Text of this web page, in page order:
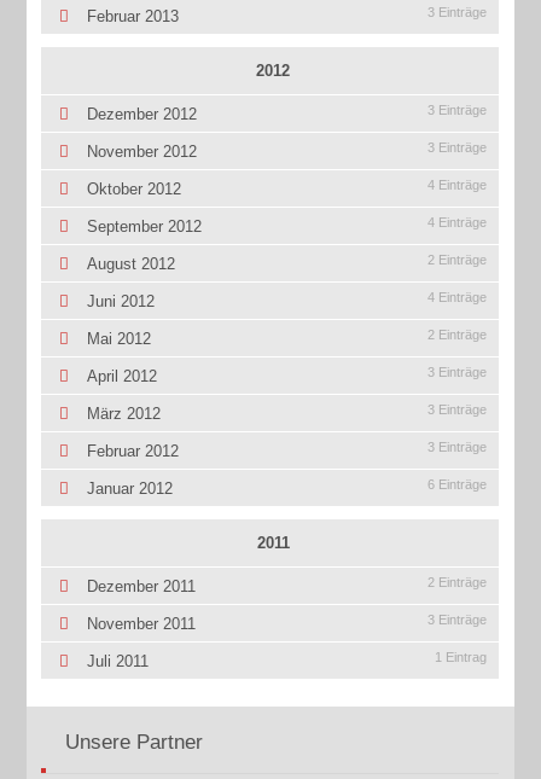
Februar 2013 3 Einträge
2012
Dezember 2012 3 Einträge
November 2012 3 Einträge
Oktober 2012 4 Einträge
September 2012 4 Einträge
August 2012 2 Einträge
Juni 2012 4 Einträge
Mai 2012 2 Einträge
April 2012 3 Einträge
März 2012 3 Einträge
Februar 2012 3 Einträge
Januar 2012 6 Einträge
2011
Dezember 2011 2 Einträge
November 2011 3 Einträge
Juli 2011 1 Eintrag
Unsere Partner